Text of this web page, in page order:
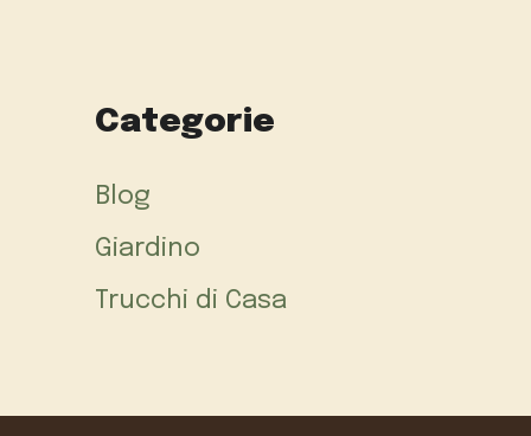
Categorie
Blog
Giardino
Trucchi di Casa